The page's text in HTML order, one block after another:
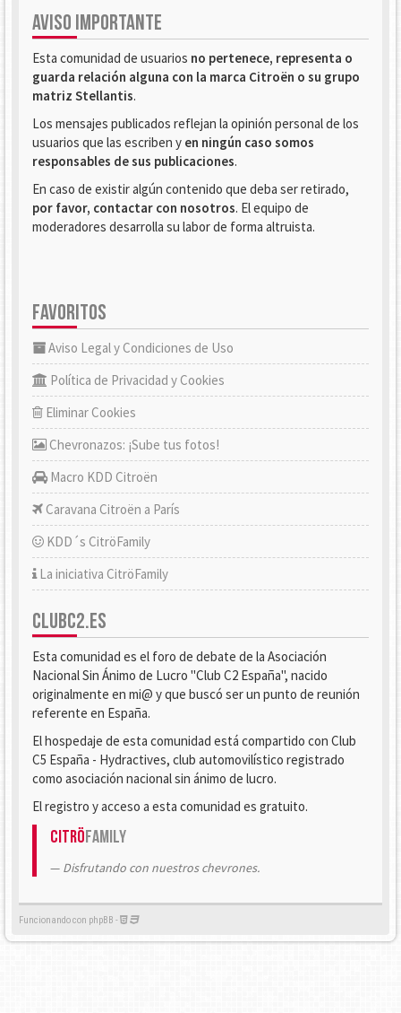
AVISO IMPORTANTE
Esta comunidad de usuarios no pertenece, representa o
guarda relación alguna con la marca Citroën o su grupo
matriz Stellantis.
Los mensajes publicados reflejan la opinión personal de los
usuarios que las escriben y en ningún caso somos
responsables de sus publicaciones.
En caso de existir algún contenido que deba ser retirado,
por favor, contactar con nosotros. El equipo de
moderadores desarrolla su labor de forma altruista.
FAVORITOS
Aviso Legal y Condiciones de Uso
Política de Privacidad y Cookies
Eliminar Cookies
Chevronazos: ¡Sube tus fotos!
Macro KDD Citroën
Caravana Citroën a París
KDD´s CitröFamily
La iniciativa CitröFamily
CLUBC2.ES
Esta comunidad es el foro de debate de la Asociación
Nacional Sin Ánimo de Lucro "Club C2 España", nacido
originalmente en mi@ y que buscó ser un punto de reunión
referente en España.
El hospedaje de esta comunidad está compartido con Club
C5 España - Hydractives, club automovilístico registrado
como asociación nacional sin ánimo de lucro.
El registro y acceso a esta comunidad es gratuito.
CitröFamily
Disfrutando con nuestros chevrones.
Funcionando con phpBB -